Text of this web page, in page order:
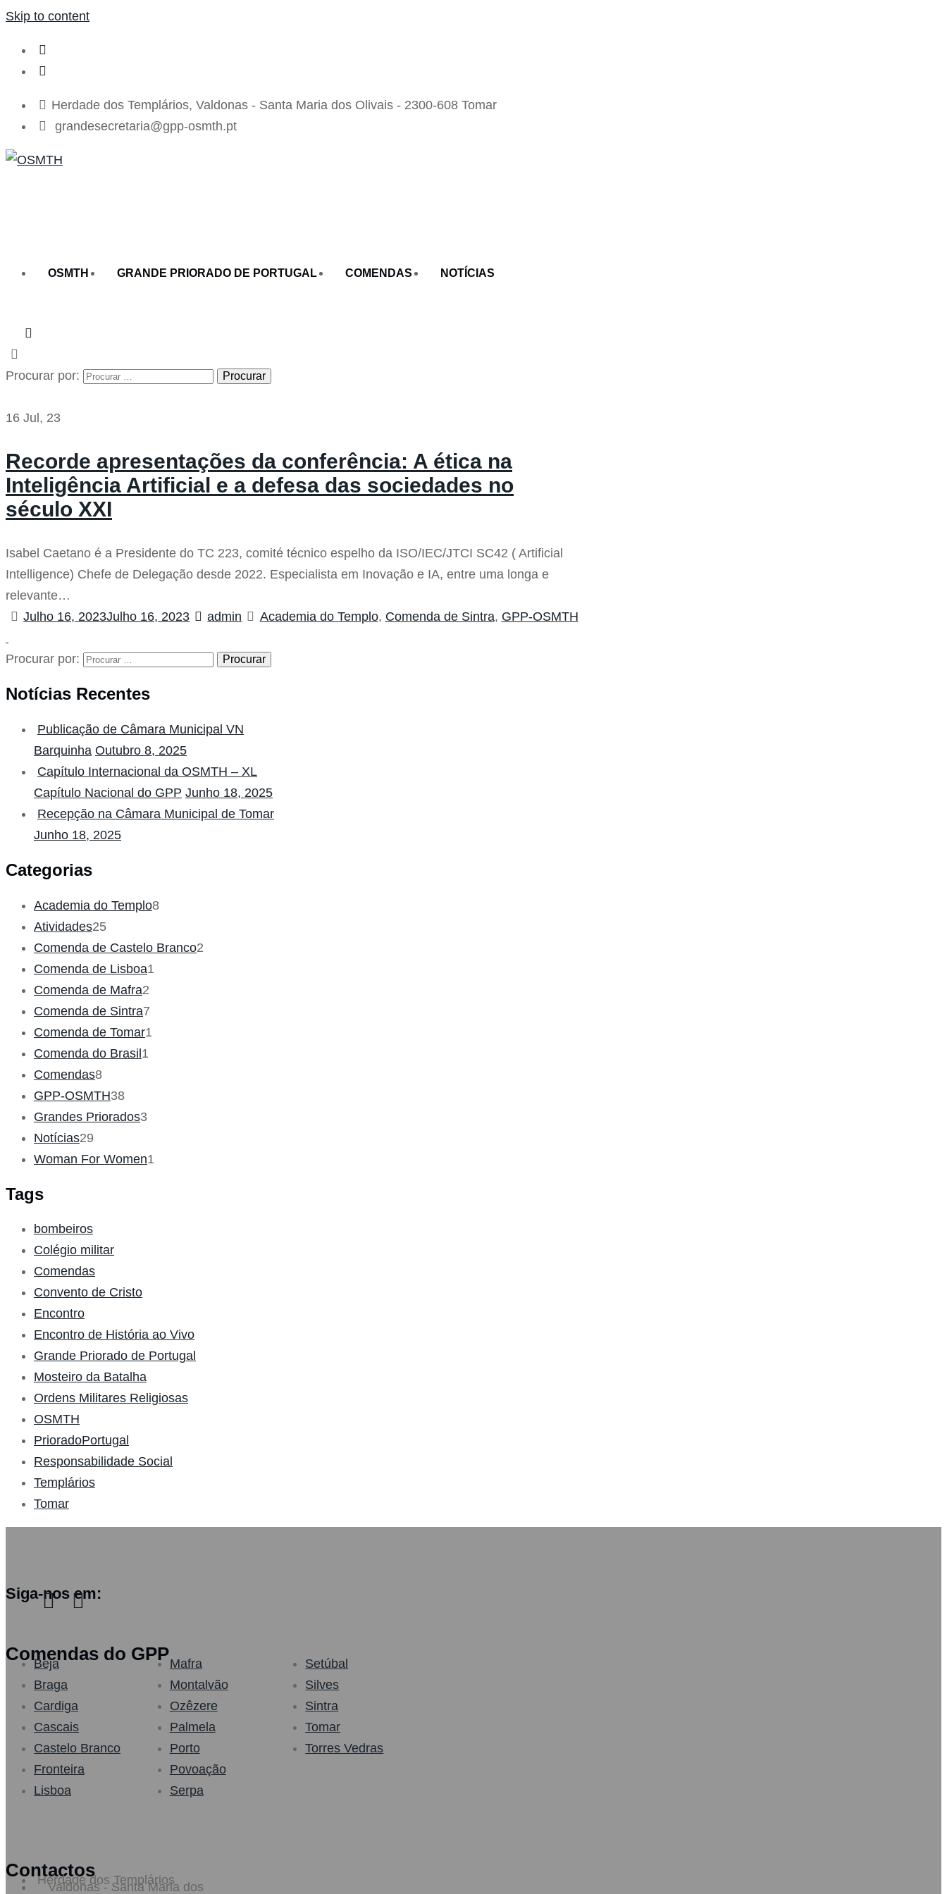
Skip to content
Herdade dos Templários, Valdonas - Santa Maria dos Olivais - 2300-608 Tomar
grandesecretaria@gpp-osmth.pt
OSMTH GRANDE PRIORADO DE PORTUGAL COMENDAS NOTÍCIAS
Archives
Procurar por: Procurar
16 Jul, 23
Recorde apresentações da conferência: A ética na
Inteligência Artificial e a defesa das sociedades no
século XXI
Isabel Caetano é a Presidente do TC 223, comité técnico espelho da ISO/IEC/JTCI SC42 ( Artificial
Intelligence) Chefe de Delegação desde 2022. Especialista em Inovação e IA, entre uma longa e
relevante…
Julho 16, 2023Julho 16, 2023 admin Academia do Templo, Comenda de Sintra, GPP-OSMTH
Procurar por: Procurar
Notícias Recentes
Publicação de Câmara Municipal VN
Barquinha Outubro 8, 2025
Capítulo Internacional da OSMTH – XL
Capítulo Nacional do GPP Junho 18, 2025
Recepção na Câmara Municipal de Tomar
Junho 18, 2025
Categorias
Academia do Templo8
Atividades25
Comenda de Castelo Branco2
Comenda de Lisboa1
Comenda de Mafra2
Comenda de Sintra7
Comenda de Tomar1
Comenda do Brasil1
Comendas8
GPP-OSMTH38
Grandes Priorados3
Notícias29
Woman For Women1
Tags
bombeiros
Colégio militar
Comendas
Convento de Cristo
Encontro
Encontro de História ao Vivo
Grande Priorado de Portugal
Mosteiro da Batalha
Ordens Militares Religiosas
OSMTH
PrioradoPortugal
Responsabilidade Social
Templários
Tomar
Siga-nos em:
Comendas do GPP
Beja
Braga
Cardiga
Cascais
Castelo Branco
Fronteira
Lisboa
Mafra
Montalvão
Ozêzere
Palmela
Porto
Povoação
Serpa
Setúbal
Silves
Sintra
Tomar
Torres Vedras
Contactos
Herdade dos Templários
Valdonas - Santa Maria dos